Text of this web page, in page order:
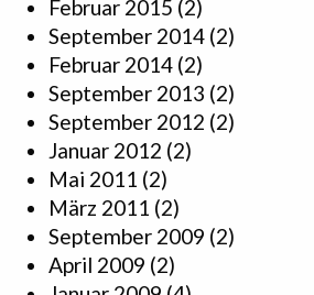
Februar 2015 (2)
September 2014 (2)
Februar 2014 (2)
September 2013 (2)
September 2012 (2)
Januar 2012 (2)
Mai 2011 (2)
März 2011 (2)
September 2009 (2)
April 2009 (2)